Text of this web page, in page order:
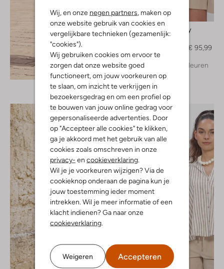
Wij, en onze negen partners, maken op
onze website gebruik van cookies en
vergelijkbare technieken (gezamenlijk:
"cookies").
Wij gebruiken cookies om ervoor te
zorgen dat onze website goed
functioneert, om jouw voorkeuren op
te slaan, om inzicht te verkrijgen in
bezoekersgedrag en om een profiel op
te bouwen van jouw online gedrag voor
gepersonaliseerde advertenties. Door
op "Accepteer alle cookies" te klikken,
ga je akkoord met het gebruik van alle
cookies zoals omschreven in onze
privacy- en cookieverklaring.
Wil je je voorkeuren wijzigen? Via de
cookieknop onderaan de pagina kun je
jouw toestemming ieder moment
intrekken. Wil je meer informatie of een
klacht indienen? Ga naar onze
cookieverklaring.
Weigeren Accepteren
Ontdek de look
-20%
Japan Tky
Blouse
€ 95,99
+ meer kleuren